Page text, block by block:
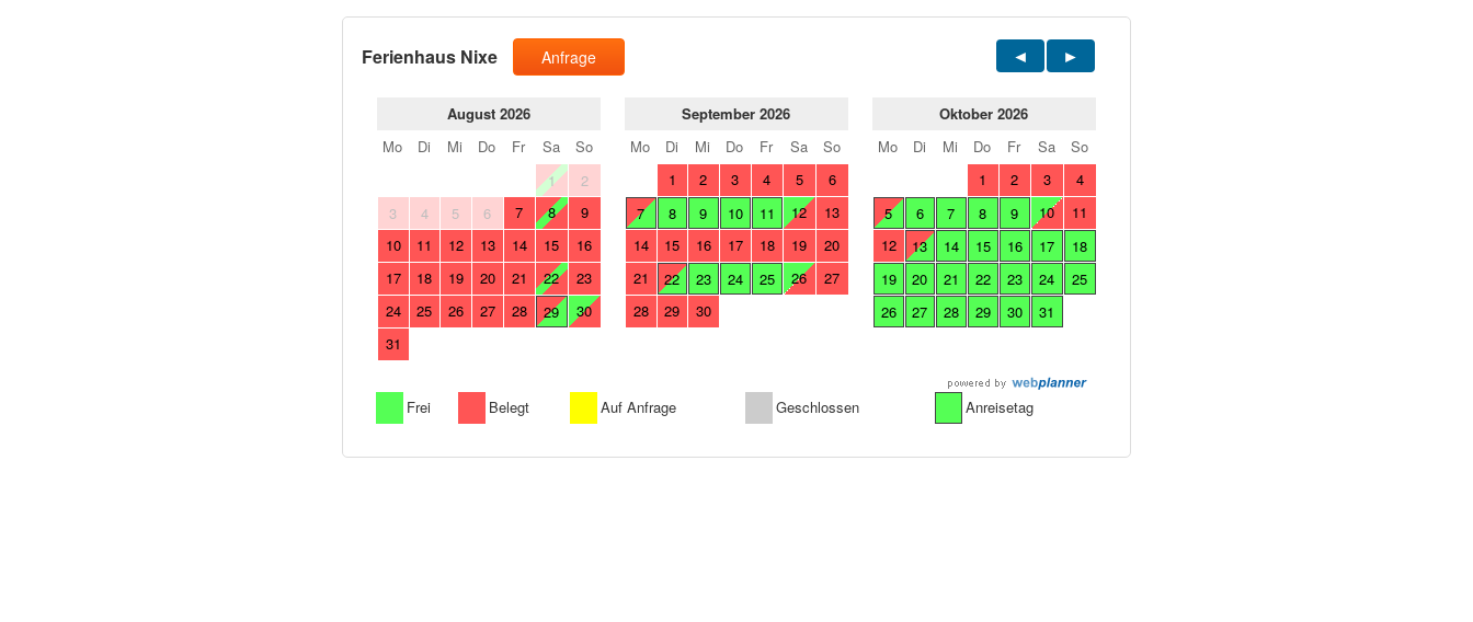
Ferienhaus Nixe Anfrage
August 2026
Mo
Di Mi Do Fr Sa
So
1
2
3
4 5 6 7 8
9
10
11 12 13 14 15
16
17
18 19 20 21 22
23
24
25 26 27 28 29
30
31
September 2026
Mo
Di Mi Do Fr Sa
So
1
2 3 4 5
6
7
8 9 10 11 12
13
14
15 16 17 18 19
20
21
22 23 24 25 26
27
28
29 30
Oktober 2026
Mo
Di Mi Do Fr Sa
So
1
2 3
4
5
6 7 8 9 10
11
12
13 14 15 16 17
18
19
20 21 22 23 24
25
26
27 28 29 30 31
Frei Belegt Auf Anfrage Geschlossen Anreisetag